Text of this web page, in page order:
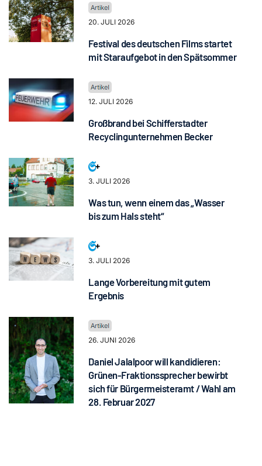
20. JULI 2026
Festival des deutschen Films startet
mit Staraufgebot in den Spätsommer
12. JULI 2026
Großbrand bei Schifferstadter
Recyclingunternehmen Becker
3. JULI 2026
Was tun, wenn einem das „Wasser
bis zum Hals steht“
3. JULI 2026
Lange Vorbereitung mit gutem
Ergebnis
26. JUNI 2026
Daniel Jalalpoor will kandidieren:
Grünen-Fraktionssprecher bewirbt
sich für Bürgermeisteramt / Wahl am
28. Februar 2027